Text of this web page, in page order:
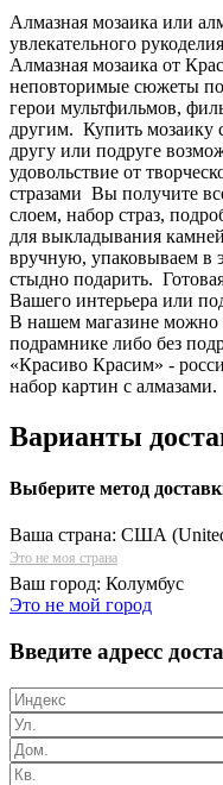
Алмазная мозаика или
увлекательного
Алмазная мозаика от
неповторимые сюжеты
герои мультфильмов,
другим. Купить мозаику
другу или подруге
удовольствие от
стразами Вы получите
слоем, набор страз,
для выкладывания
вручную, упаковываем в
стыдно подарить.
Вашего интерьера или
В нашем магазине можно
подрамнике либо без
«Красиво Красим» -
набор картин с алмазами.
Варианты
Выберите метод
Ваша страна: США (United
Это не моя страна
Ваш город: Колумбус
Это не мой город
Введите адресс